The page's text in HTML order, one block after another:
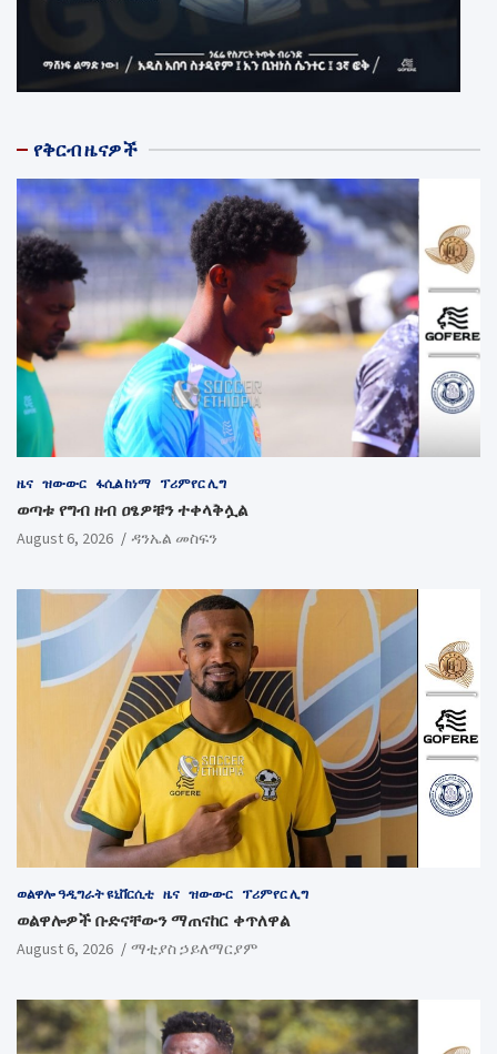
የቅርብ ዜናዎች
ዜና ዝውውር ፋሲል ከነማ ፕሪምየር ሊግ
ወጣቱ የግብ ዘብ ዐፄዎቹን ተቀላቅሏል
August 6, 2026 ዳንኤል መስፍን
ወልዋሎ ዓዲግራት ዩኒቨርሲቲ ዜና ዝውውር ፕሪምየር ሊግ
ወልዋሎዎች ቡድናቸውን ማጠናከር ቀጥለዋል
August 6, 2026 ማቲያስ ኃይለማርያም